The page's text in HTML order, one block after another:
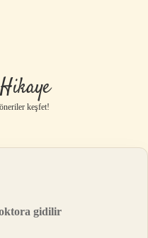
keşfet!
gidilir